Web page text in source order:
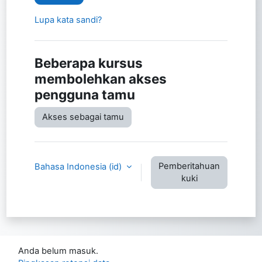
Lupa kata sandi?
Beberapa kursus
membolehkan akses
pengguna tamu
Akses sebagai tamu
Bahasa Indonesia ‎(id)‎
Pemberitahuan
kuki
Anda belum masuk.